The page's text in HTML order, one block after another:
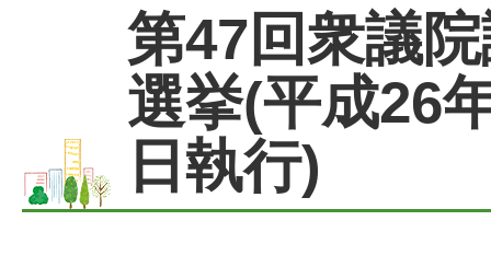
第47回衆議
選挙(平成26
日執行)